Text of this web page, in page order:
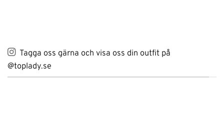
Tagga oss gärna och visa oss din outfit på
@toplady.se